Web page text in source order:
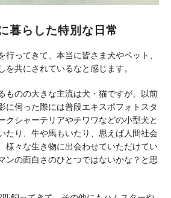
暮らした特別な日常
行ってきて、本当に皆さま犬やペット、
共にされているなと感じます。
ものの大きな主流は犬・猫ですが、以前
に伺った際には普段エキスポフォトスタ
クシャーテリアやチワワなどの小型犬と
たり、牛や馬もいたり、思えば人間社会
様々な生き物に出会わせていただけてい
ンの面白さのひとつではないかな？と思